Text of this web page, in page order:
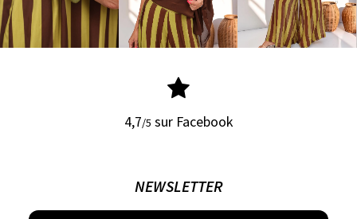
4,7/5 sur Facebook
NEWSLETTER